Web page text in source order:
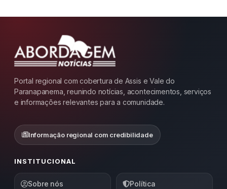
Portal regional com cobertura de Assis e Vale do
Paranapanema, reunindo notícias, acontecimentos, serviços
e informações relevantes para a comunidade.
Informação regional com credibilidade
INSTITUCIONAL
Sobre nós Política